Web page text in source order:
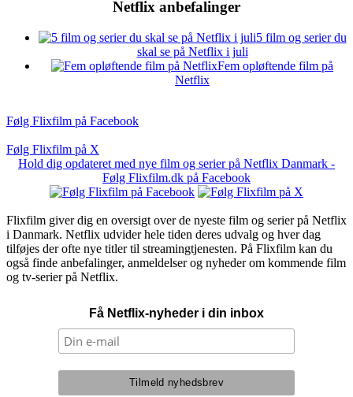
Netflix anbefalinger
5 film og serier du
skal se på Netflix i juli
Fem opløftende film på
Netflix
Følg Flixfilm på Facebook
Følg Flixfilm på X
Hold dig opdateret med nye film og serier på Netflix Danmark -
Følg Flixfilm.dk på Facebook
Flixfilm giver dig en oversigt over de nyeste film og serier på Netflix
i Danmark. Netflix udvider hele tiden deres udvalg og hver dag
tilføjes der ofte nye titler til streamingtjenesten. På Flixfilm kan du
også finde anbefalinger, anmeldelser og nyheder om kommende film
og tv-serier på Netflix.
Få Netflix-nyheder i din inbox